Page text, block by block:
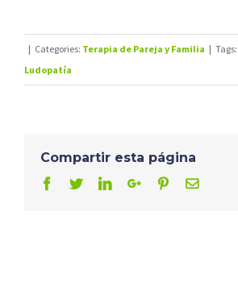
| Categories: Terapia de Pareja y Familia | Tags:
Ludopatía
Compartir esta página
Facebook
TwitterLinkedinGoogle+PinterestEmail